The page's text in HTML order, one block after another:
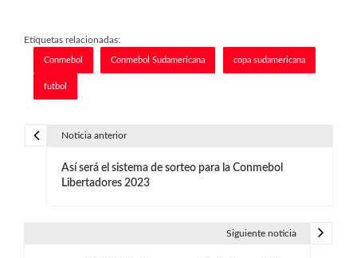
Etiquetas relacionadas:
Conmebol Conmebol Sudamericana copa sudamericana
futbol
Noticia anterior
Así será el sistema de sorteo para la Conmebol
Libertadores 2023
Siguiente noticia